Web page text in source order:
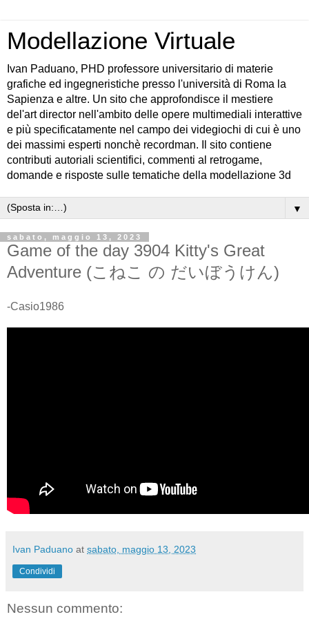
Modellazione Virtuale
Ivan Paduano, PHD professore universitario di materie
grafiche ed ingegneristiche presso l'università di Roma la
Sapienza e altre. Un sito che approfondisce il mestiere
del'art director nell'ambito delle opere multimediali interattive
e più specificatamente nel campo dei videgiochi di cui è uno
dei massimi esperti nonchè recordman. Il sito contiene
contributi autoriali scientifici, commenti al retrogame,
domande e risposte sulle tematiche della modellazione 3d
▼
sabato, maggio 13, 2023
Game of the day 3904 Kitty's Great
Adventure (こねこ の だいぼうけん)
-Casio1986
Ivan Paduano at sabato, maggio 13, 2023
Condividi
Nessun commento: